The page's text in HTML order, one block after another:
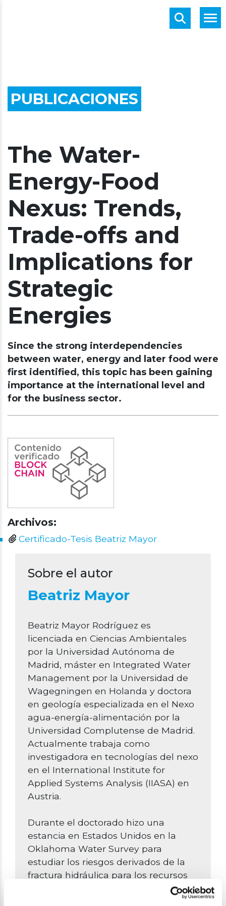
PUBLICACIONES
The Water-
Energy-Food
Nexus: Trends,
Trade-offs and
Implications for
Strategic
Energies
Since the strong interdependencies
between water, energy and later food were
first identified, this topic has been gaining
importance at the international level and
for the business sector.
Archivos:
Certificado-Tesis Beatriz Mayor
Sobre el autor
Beatriz Mayor
Beatriz Mayor Rodríguez es
licenciada en Ciencias Ambientales
por la Universidad Autónoma de
Madrid, máster en Integrated Water
Management por la Universidad de
Wagegningen en Holanda y doctora
en geología especializada en el Nexo
agua-energía-alimentación por la
Universidad Complutense de Madrid.
Actualmente trabaja como
investigadora en tecnologías del nexo
en el International Institute for
Applied Systems Analysis (IIASA) en
Austria.
Durante el doctorado hizo una
estancia en Estados Unidos en la
Oklahoma Water Survey para
estudiar los riesgos derivados de la
fractura hidráulica para los recursos